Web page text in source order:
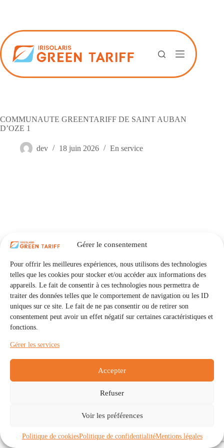
Gérer le consentement
Pour offrir les meilleures expériences, nous utilisons des technologies
telles que les cookies pour stocker et/ou accéder aux informations des
appareils. Le fait de consentir à ces technologies nous permettra de
traiter des données telles que le comportement de navigation ou les ID
uniques sur ce site. Le fait de ne pas consentir ou de retirer son
consentement peut avoir un effet négatif sur certaines caractéristiques et
fonctions.
Gérer les services
Accepter
Refuser
Voir les préférences
Politique de cookiesPolitique de confidentialitéMentions légales
COMMUNAUTE GREENTARIFF DE SAINT AUBAN
D’OZE 1
dev 18 juin 2026 En service
Communautés
À propos
Politique de cookies (UE)